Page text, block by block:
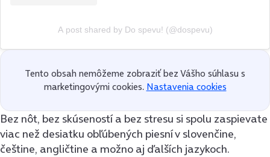
A post shared by Do spevu! (@dospevu)
Tento obsah nemôžeme zobraziť bez Vášho súhlasu s
marketingovými cookies. Nastavenia cookies
Bez nôt, bez skúseností a bez stresu si spolu zaspievate
viac než desiatku obľúbených piesní v slovenčine,
češtine, angličtine a možno aj ďalších jazykoch.